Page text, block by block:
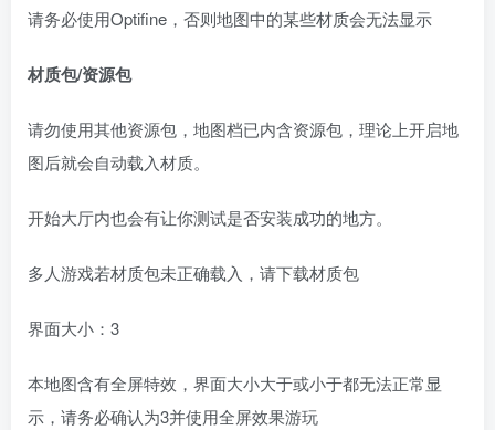
请务必使用Optifine，否则地图中的某些材质会无法显示
材质包/资源包
请勿使用其他资源包，地图档已内含资源包，理论上开启地
图后就会自动载入材质。
开始大厅内也会有让你测试是否安装成功的地方。
多人游戏若材质包未正确载入，请下载材质包
界面大小：3
本地图含有全屏特效，界面大小大于或小于都无法正常显
示，请务必确认为3并使用全屏效果游玩